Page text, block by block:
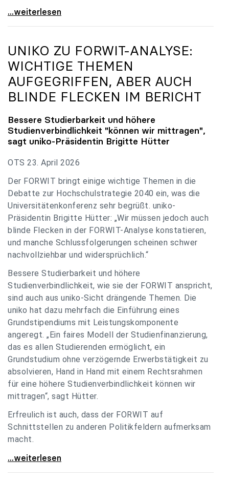
uniko zu Budgetverhandlungen: Universitäten sind
...weiterlesen
UNIKO ZU FORWIT-ANALYSE:
WICHTIGE THEMEN
AUFGEGRIFFEN, ABER AUCH
BLINDE FLECKEN IM BERICHT
Bessere Studierbarkeit und höhere
Studienverbindlichkeit "können wir mittragen",
sagt uniko-Präsidentin Brigitte Hütter
OTS 23. April 2026
Der FORWIT bringt einige wichtige Themen in die
Debatte zur Hochschulstrategie 2040 ein, was die
Universitätenkonferenz sehr begrüßt. uniko-
Präsidentin Brigitte Hütter: „Wir müssen jedoch auch
blinde Flecken in der FORWIT-Analyse konstatieren,
und manche Schlussfolgerungen scheinen schwer
nachvollziehbar und widersprüchlich.“
Bessere Studierbarkeit und höhere
Studienverbindlichkeit, wie sie der FORWIT anspricht,
sind auch aus uniko-Sicht drängende Themen. Die
uniko hat dazu mehrfach die Einführung eines
Grundstipendiums mit Leistungskomponente
angeregt. „Ein faires Modell der Studienfinanzierung,
das es allen Studierenden ermöglicht, ein
Grundstudium ohne verzögernde Erwerbstätigkeit zu
absolvieren, Hand in Hand mit einem Rechtsrahmen
für eine höhere Studienverbindlichkeit können wir
mittragen“, sagt Hütter.
Erfreulich ist auch, dass der FORWIT auf
Schnittstellen zu anderen Politikfeldern aufmerksam
macht.
uniko zu FORWIT-Analyse: Wichtige Themen
...weiterlesen